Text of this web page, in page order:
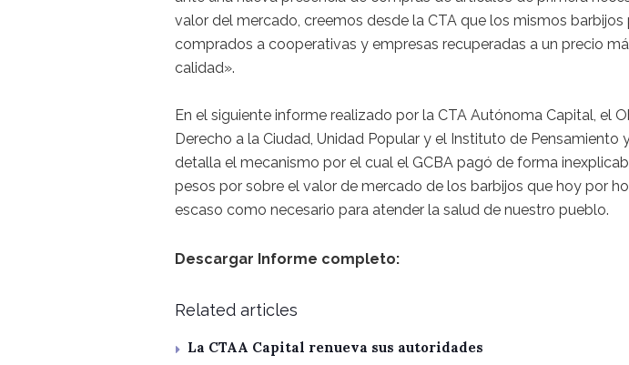
valor del mercado, creemos desde la CTA que los mismos barbijos
comprados a cooperativas y empresas recuperadas a un precio
calidad».
En el siguiente informe realizado por la CTA Autónoma Capital, el
Derecho a la Ciudad, Unidad Popular y el Instituto de Pensamiento
detalla el mecanismo por el cual el GCBA pagó de forma
pesos por sobre el valor de mercado de los barbijos que hoy por
escaso como necesario para atender la salud de nuestro pueblo.
Descargar Informe completo:
Related articles
La CTAA Capital renueva sus autoridades